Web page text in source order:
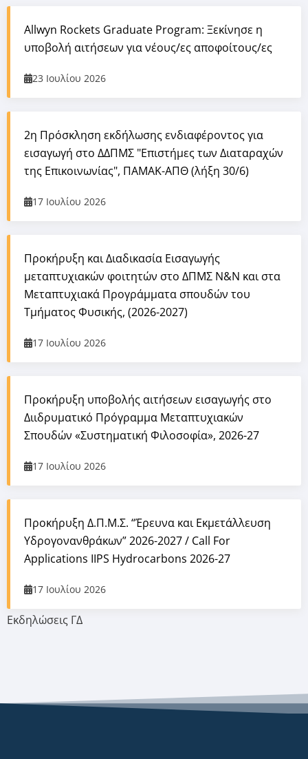
Εκδηλώσεις ΓΔ
Allwyn Rockets Graduate Program: Ξεκίνησε η
υποβολή αιτήσεων για νέους/ες αποφοίτους/ες
23 Ιουλίου 2026
2η Πρόσκληση εκδήλωσης ενδιαφέροντος για
εισαγωγή στο ΔΔΠΜΣ "Επιστήμες των Διαταραχών
της Επικοινωνίας", ΠΑΜΑΚ-ΑΠΘ (λήξη 30/6)
17 Ιουλίου 2026
Προκήρυξη και Διαδικασία Εισαγωγής
μεταπτυχιακών φοιτητών στο ΔΠΜΣ Ν&Ν και στα
Μεταπτυχιακά Προγράμματα σπουδών του
Τμήματος Φυσικής, (2026-2027)
17 Ιουλίου 2026
Προκήρυξη υποβολής αιτήσεων εισαγωγής στο
Διιδρυματικό Πρόγραμμα Μεταπτυχιακών
Σπουδών «Συστηματική Φιλοσοφία», 2026-27
17 Ιουλίου 2026
Προκήρυξη Δ.Π.Μ.Σ. “Έρευνα και Εκμετάλλευση
Υδρογονανθράκων” 2026-2027 / Call For
Applications IIPS Hydrocarbons 2026-27
17 Ιουλίου 2026